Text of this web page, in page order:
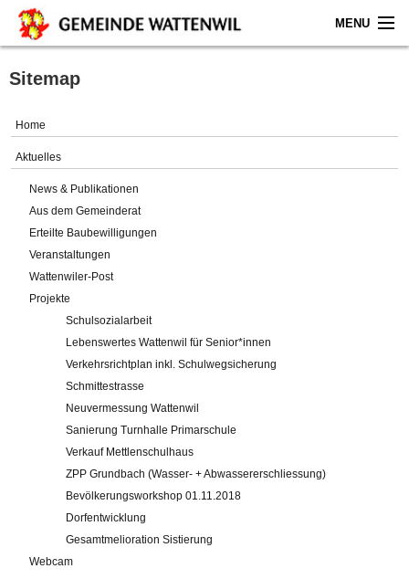
MENU
Home
Gemeinde
Verwaltung
Online-Service
Impressum
Sitemap
Home
Aktuelles
News & Publikationen
Aus dem Gemeinderat
Erteilte Baubewilligungen
Veranstaltungen
Wattenwiler-Post
Projekte
Schulsozialarbeit
Lebenswertes Wattenwil für Senior*innen
Verkehrsrichtplan inkl. Schulwegsicherung
Schmittestrasse
Neuvermessung Wattenwil
Sanierung Turnhalle Primarschule
Verkauf Mettlenschulhaus
ZPP Grundbach (Wasser- + Abwassererschliessung)
Bevölkerungsworkshop 01.11.2018
Dorfentwicklung
Gesamtmelioration Sistierung
Webcam